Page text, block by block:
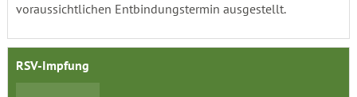
voraussichtlichen Entbindungstermin ausgestellt.
RSV-Impfung